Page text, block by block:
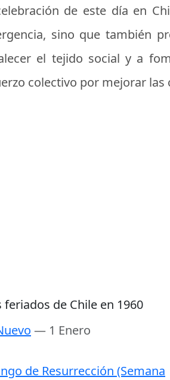
de este día en
sino que también
el tejido social y a
colectivo por mejorar las
feriados de Chile en 1960
— 1 Enero
de Resurrección (Semana